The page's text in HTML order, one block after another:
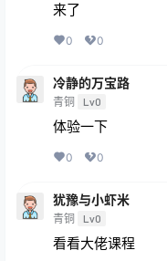
来了
0 0
冷静的万宝路
青铜 Lv0
体验一下
0 0
犹豫与小虾米
青铜 Lv0
看看大佬课程